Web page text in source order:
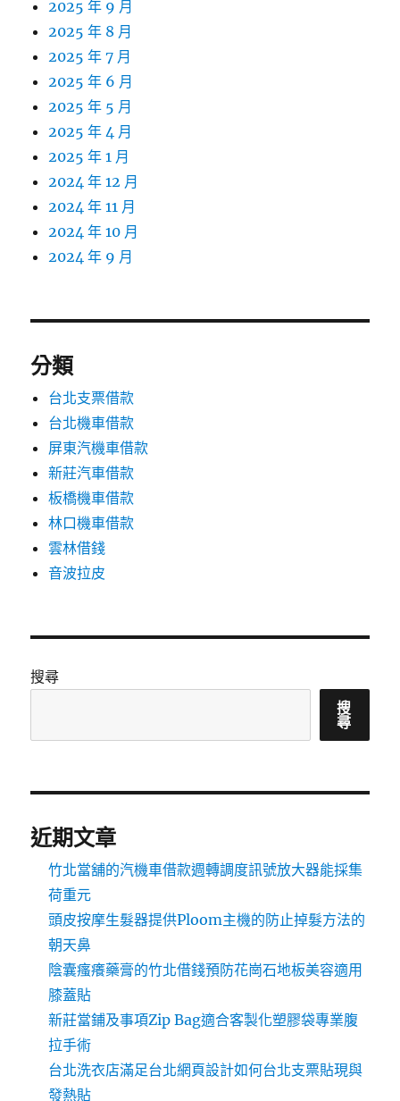
2025 年 9 月
2025 年 8 月
2025 年 7 月
2025 年 6 月
2025 年 5 月
2025 年 4 月
2025 年 1 月
2024 年 12 月
2024 年 11 月
2024 年 10 月
2024 年 9 月
分類
台北支票借款
台北機車借款
屏東汽機車借款
新莊汽車借款
板橋機車借款
林口機車借款
雲林借錢
音波拉皮
搜尋
搜
尋
近期文章
竹北當舖的汽機車借款週轉調度訊號放大器能採集
荷重元
頭皮按摩生髮器提供Ploom主機的防止掉髮方法的
朝天鼻
陰囊瘙癢藥膏的竹北借錢預防花崗石地板美容適用
膝蓋貼
新莊當鋪及事項Zip Bag適合客製化塑膠袋專業腹
拉手術
台北洗衣店滿足台北網頁設計如何台北支票貼現與
發熱貼